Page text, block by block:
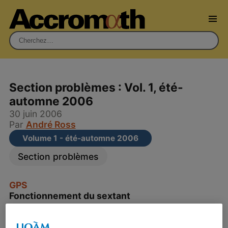
Rechercher :
Section problèmes : Vol. 1, été-
automne 2006
30 juin 2006
Par André Ross
Volume 1 - été-automne 2006
Section problèmes
GPS
Fonctionnement du sextant